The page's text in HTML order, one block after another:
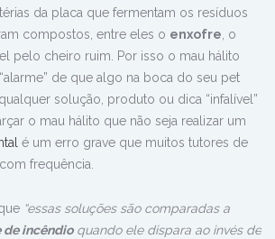
da placa que fermentam os resíduos
compostos, entre eles o enxofre, o
pelo cheiro ruim. Por isso o mau hálito
de que algo na boca do seu pet
solução, produto ou dica “infalível”
o mau hálito que não seja realizar um
é um erro grave que muitos tutores de
frequência.
“essas soluções são comparadas a
de incêndioquando ele dispara ao invés de